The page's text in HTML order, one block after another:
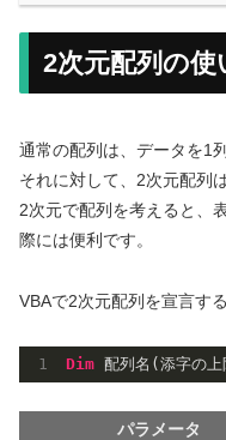
2次元配列の使
通常の配列は、データを1
それに対して、2次元配列
2次元で配列を考えると、
際には便利です。
VBAで2次元配列を宣言す
Dim 配列名(添字の上
パラメータ